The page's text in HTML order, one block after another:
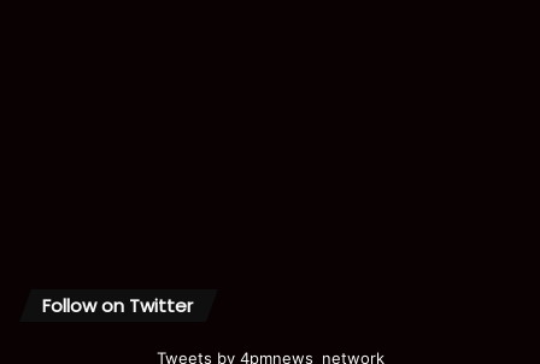
Follow on Twitter
Tweets by 4pmnews_network